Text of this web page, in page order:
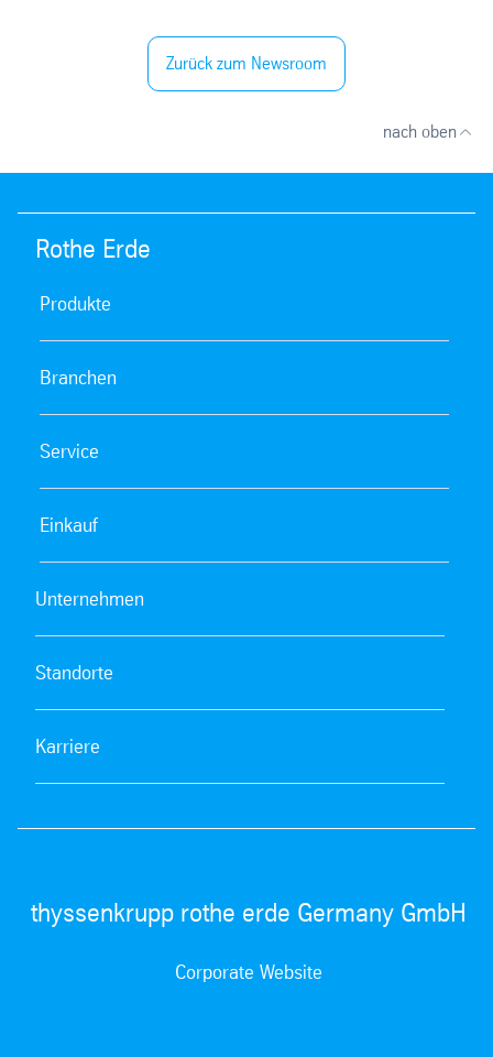
Zurück zum Newsroom
nach oben
Rothe Erde
Produkte
Branchen
Service
Einkauf
Unternehmen
Standorte
Karriere
thyssenkrupp rothe erde Germany GmbH
Corporate Website